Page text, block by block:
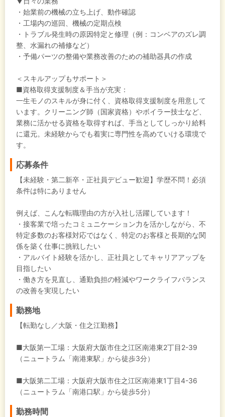
・始業前の機械の立ち上げ、動作確認
・工場内の巡回、機械の定期点検
・トラブル発生時の原因特定と修理（例：コンベアのズレ調
整、水漏れの補修など）
・予備パーツの整備や業務改善のための補助器具の作成
＜スキルアップもサポート＞
■資格取得支援制度＆手当が充実：
一生モノのスキルが身に付く、資格取得支援制度を用意して
います。クリーニング師（国家資格）やボイラー技士など、
業務に活かせる資格を取得すれば、手当としてしっかり給料
に還元。未経験からでも着実に専門性を高めていける環境で
す。
応募条件
【未経験・第二新卒・正社員デビュー歓迎】学歴不問！必須
条件は特にありません
例えば、こんな転職理由の方が入社し活躍しています！
・接客業で培ったコミュニケーション力を活かしながら、不
特定多数のお客様対応ではなく、特定のお客様と長期的な関
係を築く仕事に挑戦したい
・アルバイト経験を活かし、正社員としてキャリアアップを
目指したい
・働き方を見直し、通勤負担の軽減やワークライフバランス
の改善を実現したい
勤務地
【転勤なし／大阪・住之江勤務】
■大阪第一工場：大阪府大阪市住之江区南港東2丁目2-39
（ニュートラム「南港東駅」から徒歩3分）
■大阪第二工場：大阪府大阪市住之江区南港東1丁目4-36
（ニュートラム「南港口駅」から徒歩5分）
勤務時間